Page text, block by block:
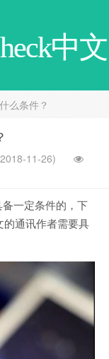
中文
么条件？
11-26)
一定条件的，下
通讯作者需要具